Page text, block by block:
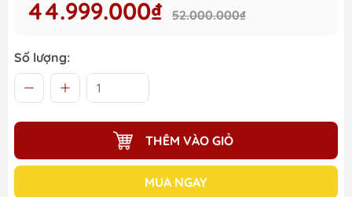
44.999.000₫ 52.000.000₫
Số lượng:
THÊM VÀO GIỎ
MUA NGAY